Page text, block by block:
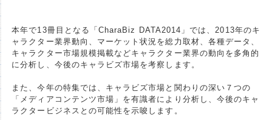
本年で13冊目となる「CharaBiz DATA2014」では、2013年のキ
ャラクター業界動向、マーケット状況を総力取材、各種データ、
キャラクター市場規模掲載などキャラクター業界の動向を多角的
に分析し、今後のキャラビズ市場を考察します。
また、今年の特集では、キャラビズ市場と関わりの深い７つの
「メディアコンテンツ市場」を有識者により分析し、今後のキャ
ラクタービジネスとの可能性を示唆します。